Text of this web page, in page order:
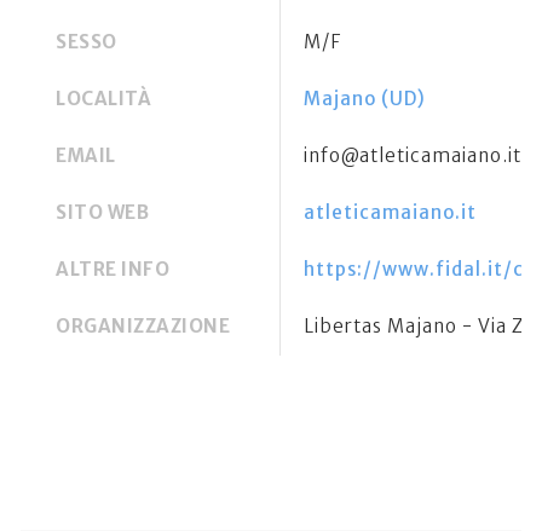
SESSO M/F
LOCALITÀ Majano (UD)
EMAIL info@atleticamaiano.it
SITO WEB atleticamaiano.it
ALTRE INFO https://www.fidal.it/
ORGANIZZAZIONE Libertas Majano - Via